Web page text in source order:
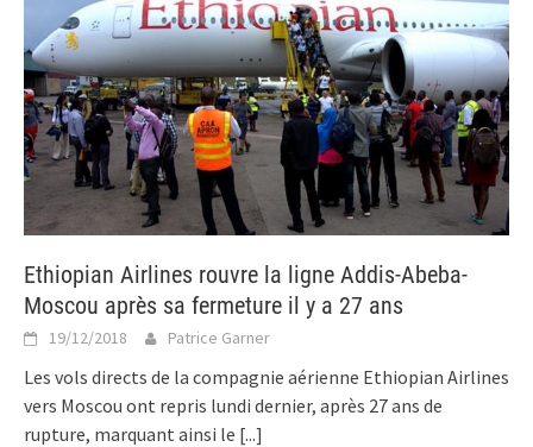
Ethiopian Airlines rouvre la ligne Addis-Abeba-
Moscou après sa fermeture il y a 27 ans
19/12/2018 Patrice Garner
Les vols directs de la compagnie aérienne Ethiopian Airlines
vers Moscou ont repris lundi dernier, après 27 ans de
rupture, marquant ainsi le [...]